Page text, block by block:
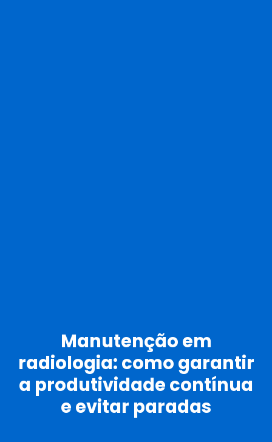
Manutenção em
radiologia: como garantir
a produtividade contínua
e evitar paradas